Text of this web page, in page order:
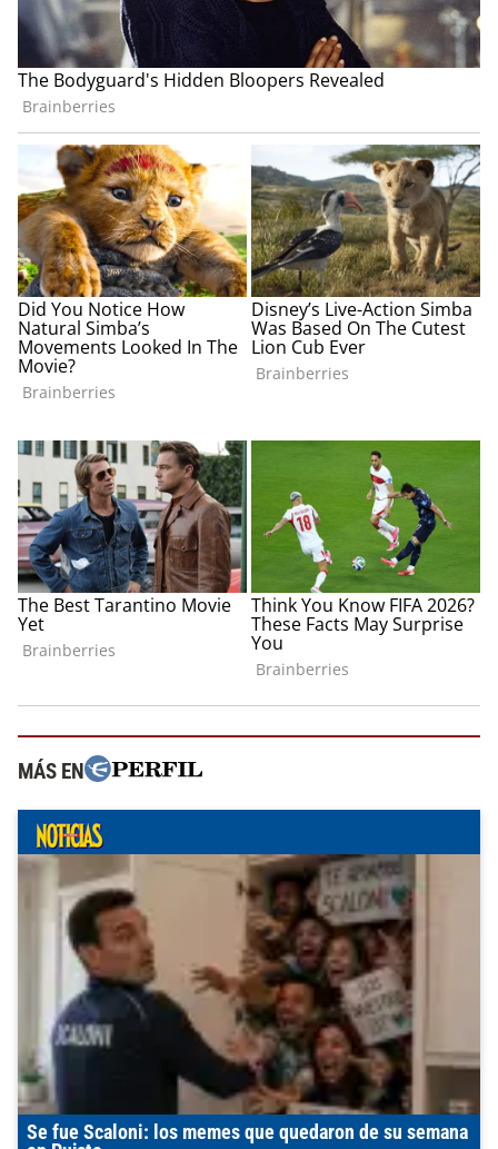
MÁS EN
Se fue Scaloni: los memes que quedaron de su semana